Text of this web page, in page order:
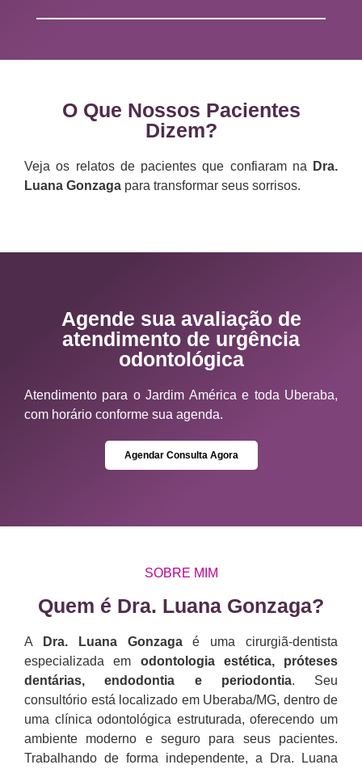
O Que Nossos Pacientes
Dizem?
Veja os relatos de pacientes que confiaram na
Dra.
Luana Gonzaga para transformar seus sorrisos.
Agende sua avaliação de
atendimento de urgência
odontológica
Atendimento para o Jardim América e toda Uberaba,
com horário conforme sua agenda.
Agendar Consulta Agora
SOBRE MIM
Quem é Dra. Luana Gonzaga?​
A Dra. Luana Gonzagaé uma cirurgiã-dentista
especializada em odontologia estética, próteses
dentárias, endodontia e periodontia. Seu
consultório está localizado em Uberaba/MG, dentro de
uma clínica odontológica estruturada, oferecendo um
ambiente moderno e seguro para seus pacientes.
Trabalhando de forma independente, a Dra. Luana